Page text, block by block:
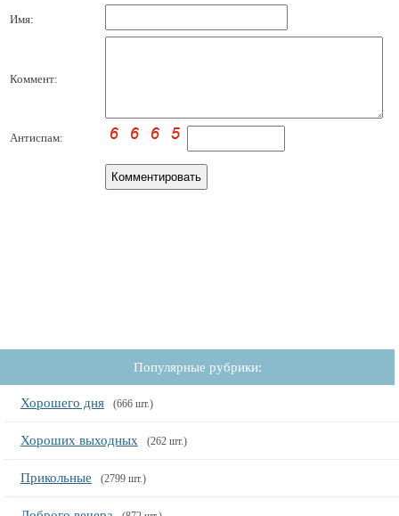
Имя:
Коммент:
Антиспам:
Популярные рубрики:
Хорошего дня (666 шт.)
Хороших выходных (262 шт.)
Прикольные (2799 шт.)